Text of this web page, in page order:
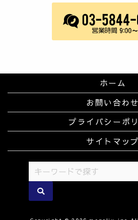
ホーム
お問い合わせ
プライバシーポ
サイトマップ